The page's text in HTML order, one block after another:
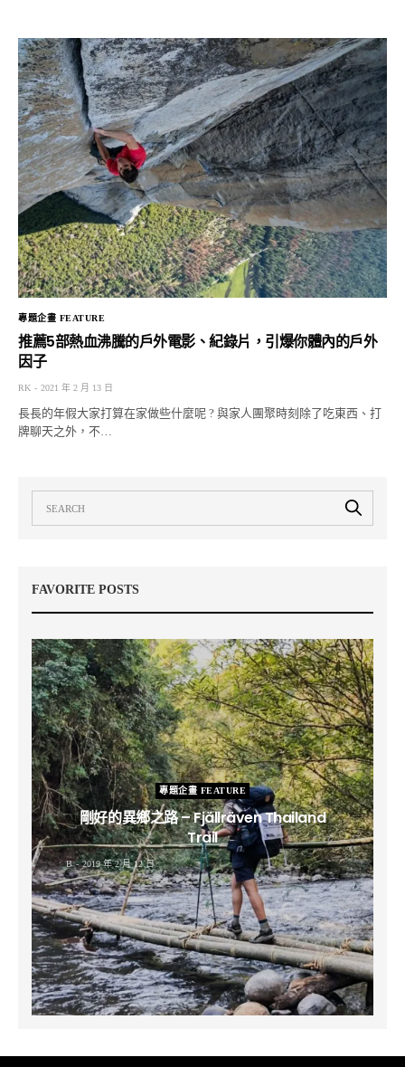
專題企畫 FEATURE
推薦5部熱血沸騰的戶外電影、紀錄片，引爆你體內的戶外
因子
RK 2021 年 2 月 13 日
長長的年假大家打算在家做些什麼呢 ? 與家人團聚時刻除了吃東西、打
牌聊天之外，不…
FAVORITE POSTS
專題企畫 FEATURE
剛好的異鄉之路 – Fjällräven Thailand
Trail
B 2019 年 2 月 12 日